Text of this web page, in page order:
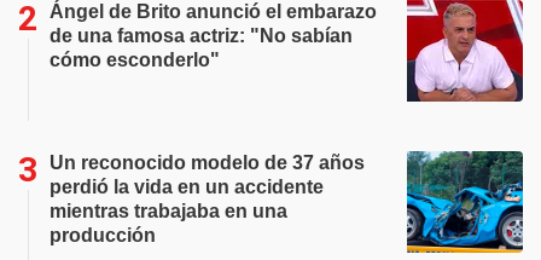
Ángel de Brito anunció el embarazo
de una famosa actriz: "No sabían
cómo esconderlo"
Un reconocido modelo de 37 años
perdió la vida en un accidente
mientras trabajaba en una
producción